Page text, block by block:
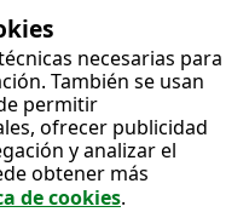
necesarias para
También se usan
permitir
ofrecer publicidad
y analizar el
obtener más
de cookies.